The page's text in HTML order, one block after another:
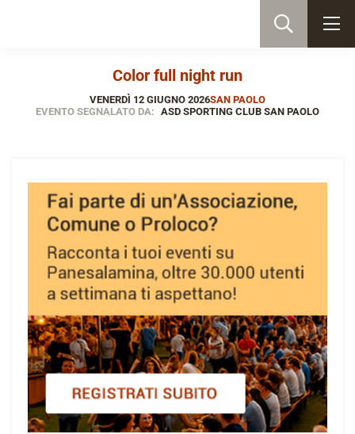
Color full night run
VENERDÌ 12 GIUGNO 2026SAN PAOLO
EVENTO SEGNALATO DA: ASD SPORTING CLUB SAN PAOLO